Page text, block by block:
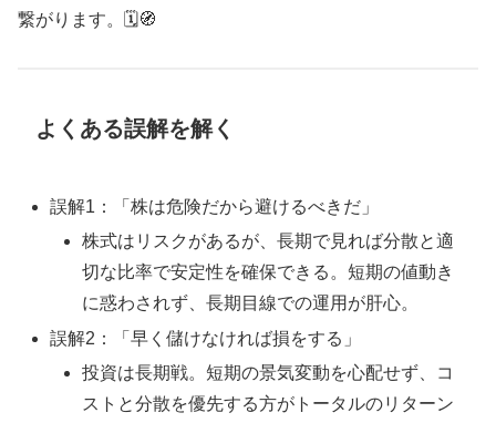
繋がります。🗓️🧭
よくある誤解を解く
誤解1：「株は危険だから避けるべきだ」
株式はリスクがあるが、長期で見れば分散と適
切な比率で安定性を確保できる。短期の値動き
に惑わされず、長期目線での運用が肝心。
誤解2：「早く儲けなければ損をする」
投資は長期戦。短期の景気変動を心配せず、コ
ストと分散を優先する方がトータルのリターン